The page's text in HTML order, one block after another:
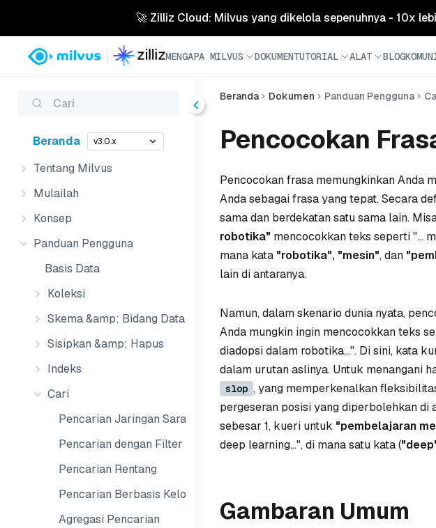
🚀 Zilliz Cloud: Milvus yang dikelola sepenuhnya - 10x
MENGAPA MILVUS DOKUMENTUTORIAL ALAT BLOG
Cari
Beranda v3.0.x
Tentang Milvus
Mulailah
Konsep
Panduan Pengguna
Basis Data
Koleksi
Skema &amp; Bidang Data
Sisipkan &amp; Hapus
Indeks
Cari
Pencarian Jaringan Saraf Tiruan Dasar
Pencarian dengan Filter
Pencarian Rentang
Pencarian Berbasis Kelompok
Agregasi Pencarian
Beranda Dokumen Panduan Pengguna
Pencocokan
Pencocokan frasa memungkinkan Anda
Anda sebagai frasa yang tepat. Secara
sama dan berdekatan satu sama lain.
robotika" mencocokkan teks seperti"...
mana kata "robotika", "mesin", dan
lain di antaranya.
Namun, dalam skenario dunia nyata,
Anda mungkin ingin mencocokkan teks
diadopsi dalam robotika...". Di sini, kata
dalam urutan aslinya. Untuk menangani
slop , yang memperkenalkan
pergeseran posisi yang diperbolehkan di
sebesar 1, kueri untuk "pembelajaran
deep learning...",di mana satu kata (
Gambaran Umum